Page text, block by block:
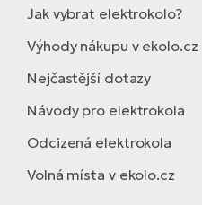
Jak vybrat elektrokolo?
Výhody nákupu v ekolo.cz
Nejčastější dotazy
Návody pro elektrokola
Odcizená elektrokola
Volná místa v ekolo.cz